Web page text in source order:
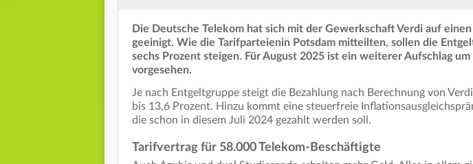
Die Deutsche Telekom hat sich mit der Gewerkschaft Verdi auf
geeinigt. Wie die Tarifparteienin Potsdam mitteilten, sollen die
sechs Prozent steigen. Für August 2025 ist ein weiterer Aufschlag
vorgesehen.
Je nach Entgeltgruppe steigt die Bezahlung nach Berechnung von
bis 13,6 Prozent. Hinzu kommt eine steuerfreie
die schon in diesem Juli 2024 gezahlt werden soll.
Tarifvertrag für 58.000 Telekom-Beschäftigte